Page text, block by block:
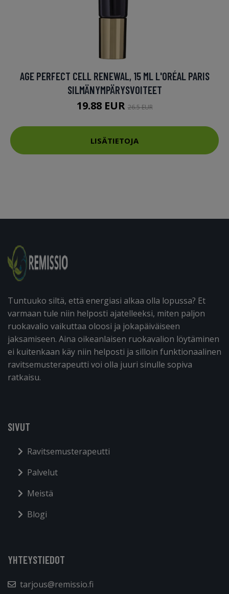
AGE PERFECT CELL RENEWAL, 15 ML L'ORÉAL PARIS
SILMÄNYMPÄRYSVOITEET
19.88 EUR26.5 EUR
LISÄTIETOJA
Tuntuuko siltä, että energiasi alkaa olla lopussa? Et
varmaan tule niin helposti ajatelleeksi, miten paljon
ruokavalio vaikuttaa oloosi ja jokapäiväiseen
jaksamiseen. Aina oikeanlaisen ruokavalion löytäminen
ei kuitenkaan käy niin helposti ja silloin funktionaalinen
ravitsemusterapeutti voi olla juuri sinulle sopiva
ratkaisu.
SIVUT
Ravitsemusterapeutti
Palvelut
Meistä
Blogi
YHTEYSTIEDOT
tarjous@remissio.fi